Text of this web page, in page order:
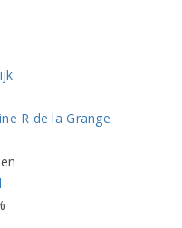
R de la Grange